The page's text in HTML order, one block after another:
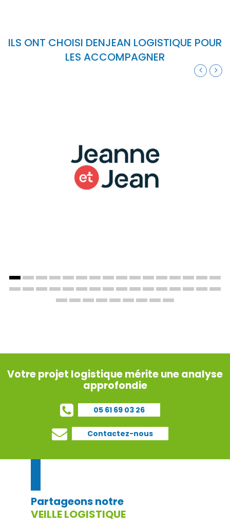
ILS ONT CHOISI DENJEAN LOGISTIQUE POUR
LES ACCOMPAGNER
JEANNE ET JEAN, LOGISTIQUE E-COMMERCE
Spécialiste du fauteuil de relaxation et du fauteuil releveur,
Jeanne et Jean s'appuie sur l'expertise et le savoir-faire de
Denjean logistique pour accompagner son développement.
Votre projet logistique mérite une analyse
approfondie
05 61 69 03 26
Contactez-nous
Partageons notre
VEILLE LOGISTIQUE